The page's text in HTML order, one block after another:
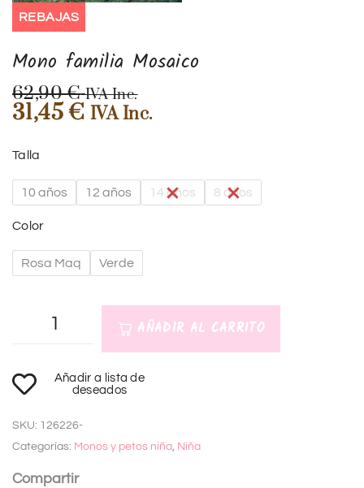
REBAJAS
Mono familia Mosaico
62,90€ IVA Inc.
31,45€ IVA Inc.
Talla
10 años 12 años 14 años 8 años
Color
Rosa Maq Verde
AÑADIR AL CARRITO
l
e
r
n
Añadir a lista de
deseados
SKU: 126226-
Categorías: Monos y petos niña, Niña
Compartir